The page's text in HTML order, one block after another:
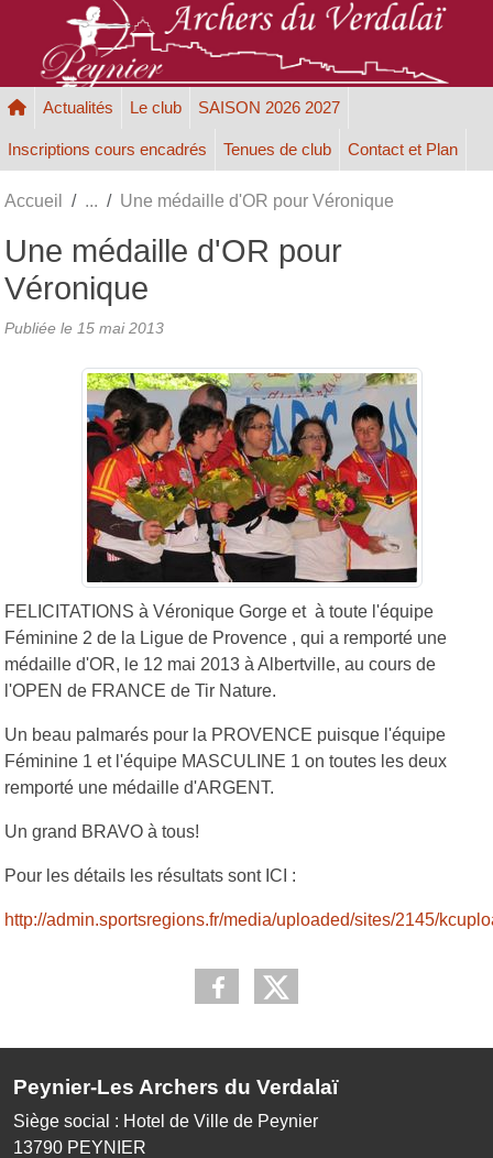
Actualités Le club SAISON 2026 2027
Inscriptions cours encadrés Tenues de club Contact et Plan
Accueil Une médaille d'OR pour Véronique
Une médaille d'OR pour
Véronique
Publiée le 15 mai 2013
FELICITATIONS à Véronique Gorge et à toute l'équipe
Féminine 2 de la Ligue de Provence , qui a remporté une
médaille d'OR, le 12 mai 2013 à Albertville, au cours de
l'OPEN de FRANCE de Tir Nature.
Un beau palmarés pour la PROVENCE puisque l'équipe
Féminine 1 et l'équipe MASCULINE 1 on toutes les deux
remporté une médaille d'ARGENT.
Un grand BRAVO à tous!
Pour les détails les résultats sont ICI :
http://admin.sportsregions.fr/media/uploaded/sites/2145/
Peynier-Les Archers du Verdalaï
Siège social : Hotel de Ville de Peynier
13790 PEYNIER
Panneau de gestion des cookies